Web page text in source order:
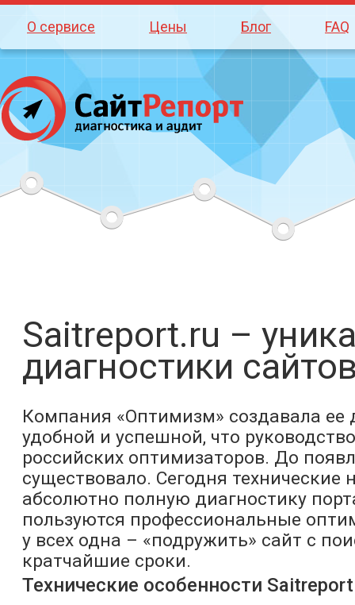
О сервисе Цены Блог FAQ
Saitreport.ru –
диагностики
Компания «Оптимизм» создавала ее
удобной и успешной, что
российских оптимизаторов. До
существовало. Сегодня
абсолютно полную диагностику
пользуются профессиональные
у всех одна – «подружить» сайт с
кратчайшие сроки.
Технические особенности